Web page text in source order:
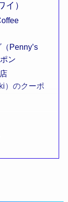
）
Penny’s
ン
）のクーポ